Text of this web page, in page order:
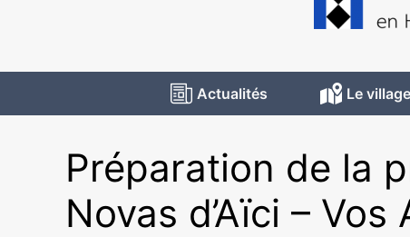
Actualités Le village
Préparation de la
Novas d’Aïci –